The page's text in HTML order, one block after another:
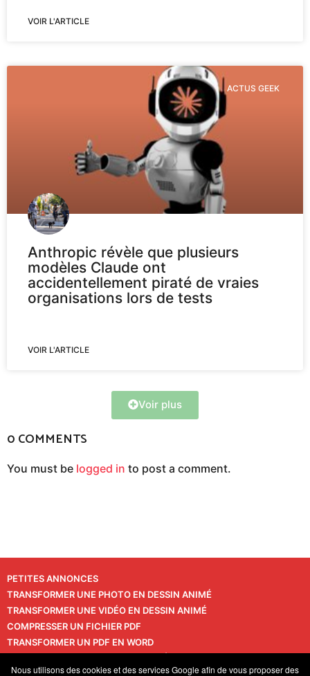
VOIR L'ARTICLE
ACTUS GEEK
Anthropic révèle que plusieurs
modèles Claude ont
accidentellement piraté de vraies
organisations lors de tests
VOIR L'ARTICLE
Voir plus
0 COMMENTS
You must be logged in to post a comment.
PETITES ANNONCES
TRANSFORMER UNE PHOTO EN DESSIN ANIMÉ
TRANSFORMER UNE VIDÉO EN DESSIN ANIMÉ
COMPRESSER UN FICHIER PDF
TRANSFORMER UN PDF EN WORD
VIE PRIVÉE
Nous utilisons des cookies et des services Google afin de vous proposer des